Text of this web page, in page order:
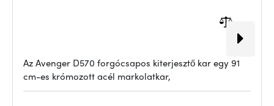
Az Avenger D570 forgócsapos kiterjesztő kar egy 91
cm-es krómozott acél markolatkar,